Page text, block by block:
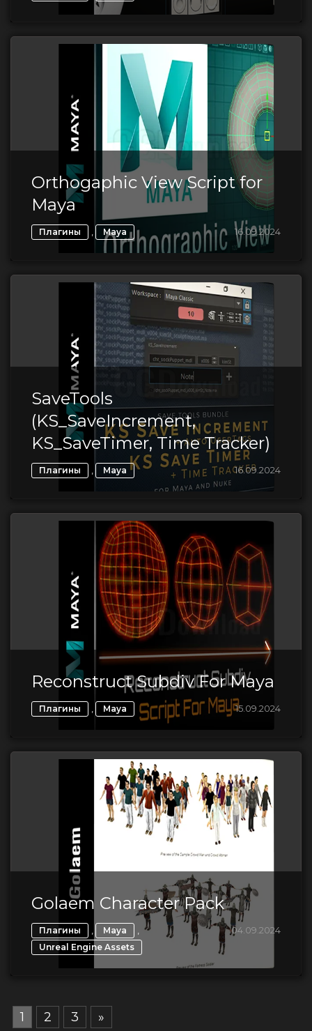
Orthogaphic View Script for
Maya
Плагины , Maya 16.09.2024
SaveTools
(KS_SaveIncrement,
KS_SaveTimer, Time Tracker)
Плагины , Maya 16.09.2024
Reconstruct Subdiv For Maya
Плагины , Maya 15.09.2024
Golaem Character Pack
Плагины , Maya ,
Unreal Engine Assets
04.09.2024
1 2 3 »